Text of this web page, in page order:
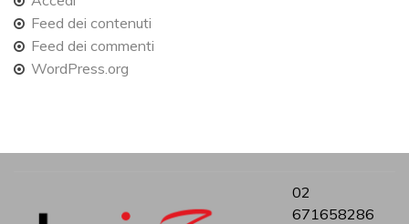
Feed dei contenuti
Feed dei commenti
WordPress.org
02
671658286